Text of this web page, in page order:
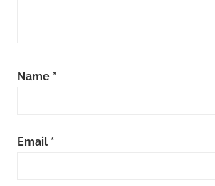
Name *
Email *